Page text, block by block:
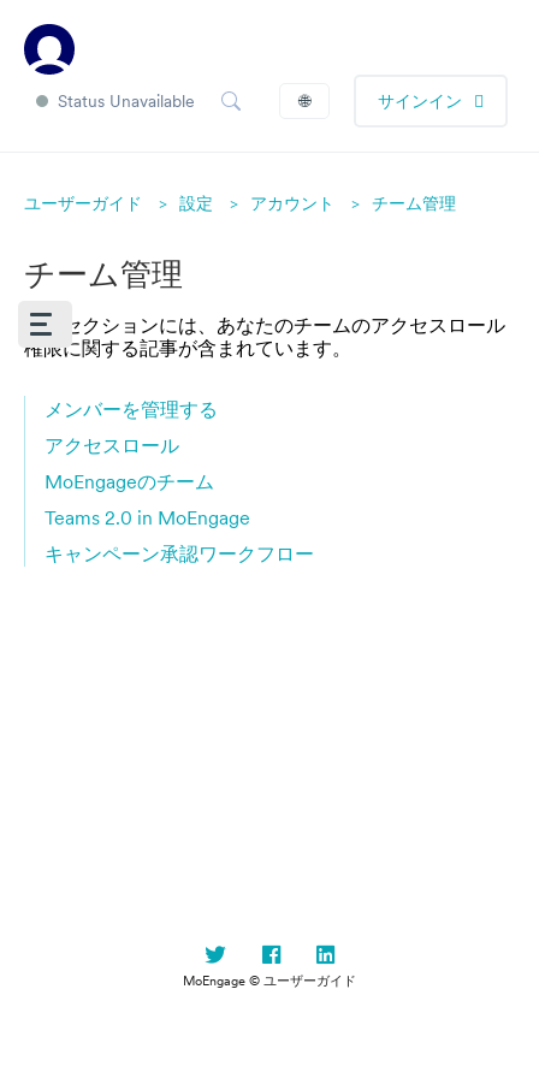
Status Unavailable 🌐 サインイン
ユーザーガイド 設定 アカウント チーム管理
チーム管理
このセクションには、あなたのチームのアクセスロール
権限に関する記事が含まれています。
メンバーを管理する
アクセスロール
MoEngageのチーム
Teams 2.0 in MoEngage
キャンペーン承認ワークフロー
MoEngage © ユーザーガイド